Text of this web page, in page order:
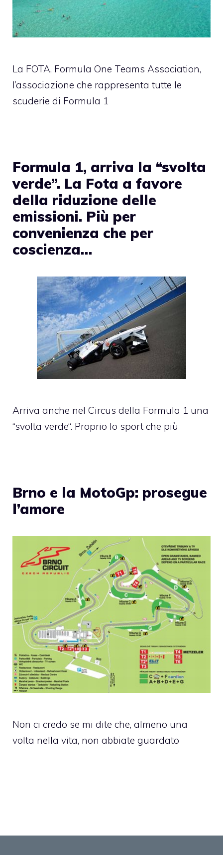
La FOTA, Formula One Teams Association,
l’associazione che rappresenta tutte le
scuderie di Formula 1
Formula 1, arriva la “svolta
verde”. La Fota a favore
della riduzione delle
emissioni. Più per
convenienza che per
coscienza…
Arriva anche nel Circus della Formula 1 una
“svolta verde“. Proprio lo sport che più
Brno e la MotoGp: prosegue
l’amore
Non ci credo se mi dite che, almeno una
volta nella vita, non abbiate guardato